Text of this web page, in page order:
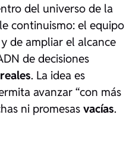
del universo de la
continuismo: el equipo
y de ampliar el alcance
de decisiones
reales. La idea es
avanzar “con más
ni promesas vacías.